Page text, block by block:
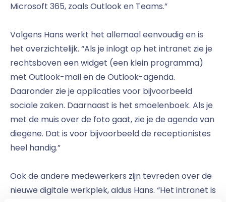
Microsoft 365, zoals Outlook en Teams.”
Volgens Hans werkt het allemaal eenvoudig en is
het overzichtelijk. “Als je inlogt op het intranet zie je
rechtsboven een widget (een klein programma)
met Outlook-mail en de Outlook-agenda.
Daaronder zie je applicaties voor bijvoorbeeld
sociale zaken. Daarnaast is het smoelenboek. Als je
met de muis over de foto gaat, zie je de agenda van
diegene. Dat is voor bijvoorbeeld de receptionistes
heel handig.”
Ook de andere medewerkers zijn tevreden over de
nieuwe digitale werkplek, aldus Hans. “Het intranet is